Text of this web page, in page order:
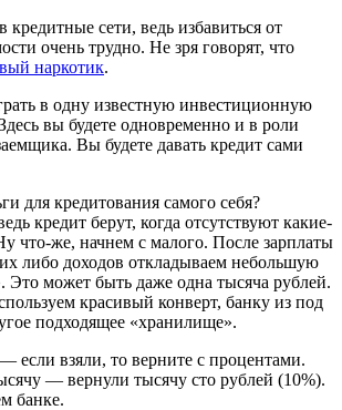
кредитные сети, ведь избавиться от
очень трудно. Не зря говорят, что
наркотик.
в одну известную инвестиционную
вы будете одновременно и в роли
Вы будете давать кредит сами
для кредитования самого себя?
кредит берут, когда отсутствуют какие-
что-же, начнем с малого. После зарплаты
либо доходов откладываем небольшую
Это может быть даже одна тысяча рублей.
красивый конверт, банку из под
подходящее «хранилище».
взяли, то верните с процентами.
— вернули тысячу сто рублей (10%).
банке.